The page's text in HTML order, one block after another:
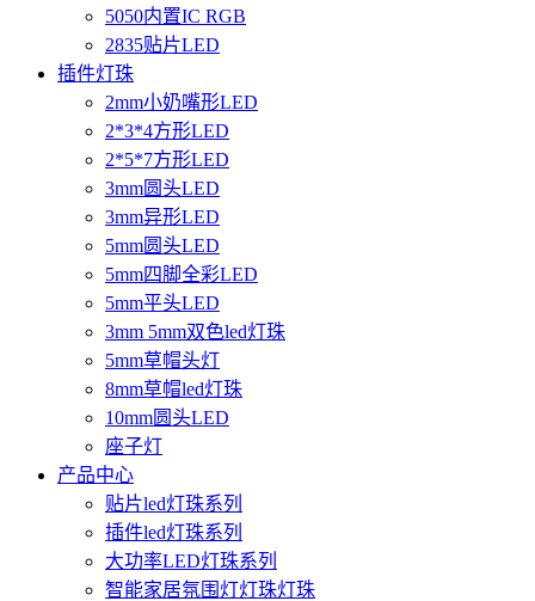
5050内置IC RGB
2835贴片LED
插件灯珠
2mm小奶嘴形LED
2*3*4方形LED
2*5*7方形LED
3mm圆头LED
3mm异形LED
5mm圆头LED
5mm四脚全彩LED
5mm平头LED
3mm 5mm双色led灯珠
5mm草帽头灯
8mm草帽led灯珠
10mm圆头LED
座子灯
产品中心
贴片led灯珠系列
插件led灯珠系列
大功率LED灯珠系列
智能家居氛围灯灯珠灯珠